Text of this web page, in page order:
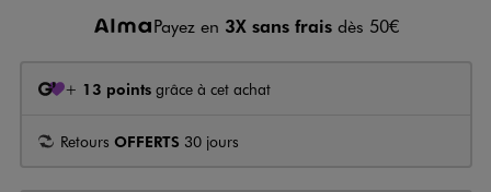
Payez en 3X sans frais dès 50€
+ 13 points grâce à cet achat
Retours OFFERTS 30 jours